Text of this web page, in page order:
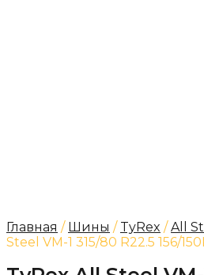
Главная / Шины / TyRex /All
Steel VM-1 315/80 R22.5 156/